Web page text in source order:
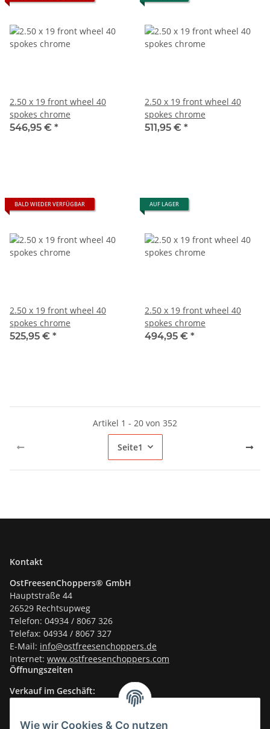
Wie wir Cookies & Co nutzen
2.50 x 19 front wheel 40
spokes chrome
546,95 € *
2.50 x 19 front wheel 40
spokes chrome
511,95 € *
BALD WIEDER VERFÜGBAR
2.50 x 19 front wheel 40
spokes chrome
525,95 € *
AUF LAGER
2.50 x 19 front wheel 40
spokes chrome
494,95 € *
Artikel 1 - 20 von 352
Seite1
Kontakt
OstFreesenChoppers® GmbH
Hauptstraße 44
26529 Rechtsupweg
Telefon: 04934 / 8067 326
Telefax: 04934 / 8067 327
E-Mail: info@ostfreesenchoppers.de
Internet: www.ostfreesenchoppers.com
Öffnungszeiten
Verkauf im Geschäft: